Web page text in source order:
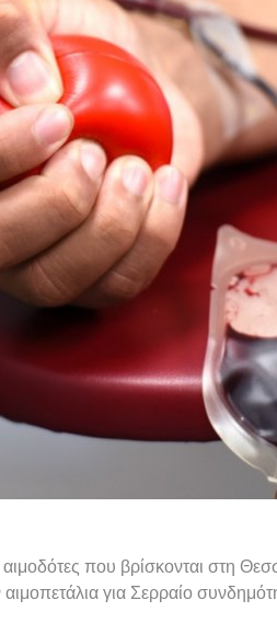
που βρίσκονται στη
για Σερραίο